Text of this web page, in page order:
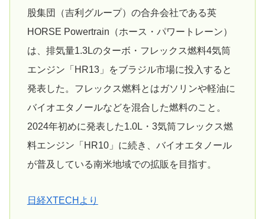
股集団（吉利グループ）の合弁会社である英
HORSE Powertrain（ホース・パワートレーン）
は、排気量1.3Lのターボ・フレックス燃料4気筒
エンジン「HR13」をブラジル市場に投入すると
発表した。フレックス燃料とはガソリンや軽油に
バイオエタノールなどを混合した燃料のこと。
2024年初めに発表した1.0L・3気筒フレックス燃
料エンジン「HR10」に続き、バイオエタノール
が普及している南米地域での拡販を目指す。
日経XTECHより